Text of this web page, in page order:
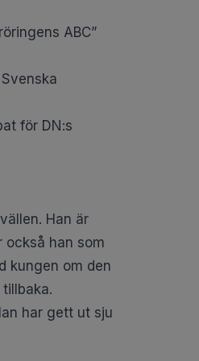
ABC”
för DN:s
Han är
också han som
kungen om den
har gett ut sju